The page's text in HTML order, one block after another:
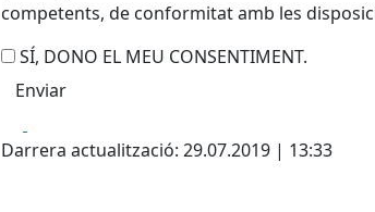
competents, de conformitat amb les
SÍ, DONO EL MEU CONSENTIMENT.
Darrera actualització: 29.07.2019 | 13:33